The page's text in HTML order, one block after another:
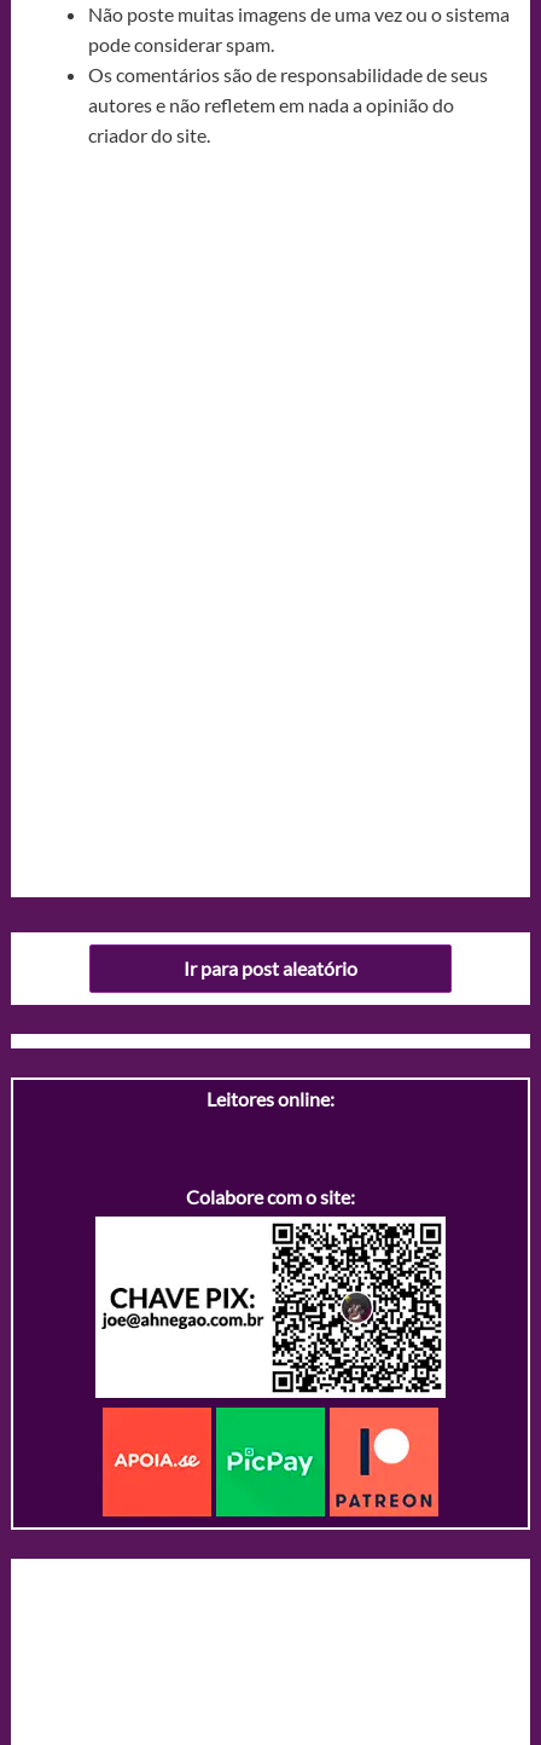
Não poste muitas imagens de uma vez ou o sistema
pode considerar spam.
Os comentários são de responsabilidade de seus
autores e não refletem em nada a opinião do
criador do site.
Ir para post aleatório
Leitores online:
Colabore com o site: